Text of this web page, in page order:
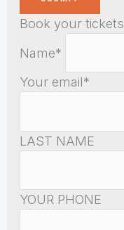
Book your tickets
Name*
Your email*
LAST NAME
YOUR PHONE